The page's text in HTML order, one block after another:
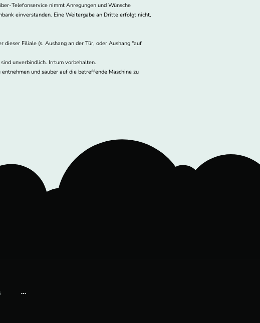
Telefonservice nimmt Anregungen und Wünsche
einverstanden. Eine Weitergabe an Dritte erfolgt nicht,
Filiale (s. Aushang an der Tür, oder Aushang "auf
unverbindlich. Irrtum vorbehalten.
und sauber auf die betreffende Maschine zu